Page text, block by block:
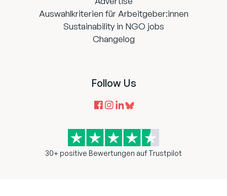
Auswahlkriterien für Arbeitgeber:innen
Sustainability in NGO jobs
Changelog
Follow Us
30+ positive Bewertungen auf Trustpilot